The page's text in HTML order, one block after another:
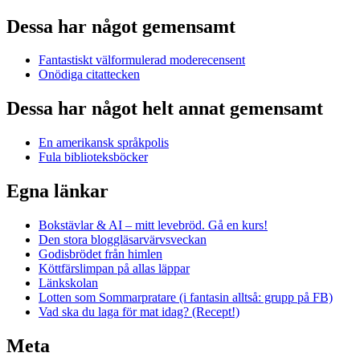
Dessa har något gemensamt
Fantastiskt välformulerad moderecensent
Onödiga citattecken
Dessa har något helt annat gemensamt
En amerikansk språkpolis
Fula biblioteksböcker
Egna länkar
Bokstävlar & AI – mitt levebröd. Gå en kurs!
Den stora bloggläsarvärvsveckan
Godisbrödet från himlen
Köttfärslimpan på allas läppar
Länkskolan
Lotten som Sommarpratare (i fantasin alltså: grupp på FB)
Vad ska du laga för mat idag? (Recept!)
Meta